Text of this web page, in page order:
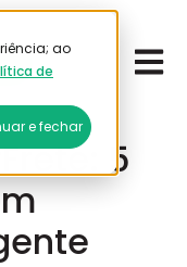
ao
de
e fechar
5